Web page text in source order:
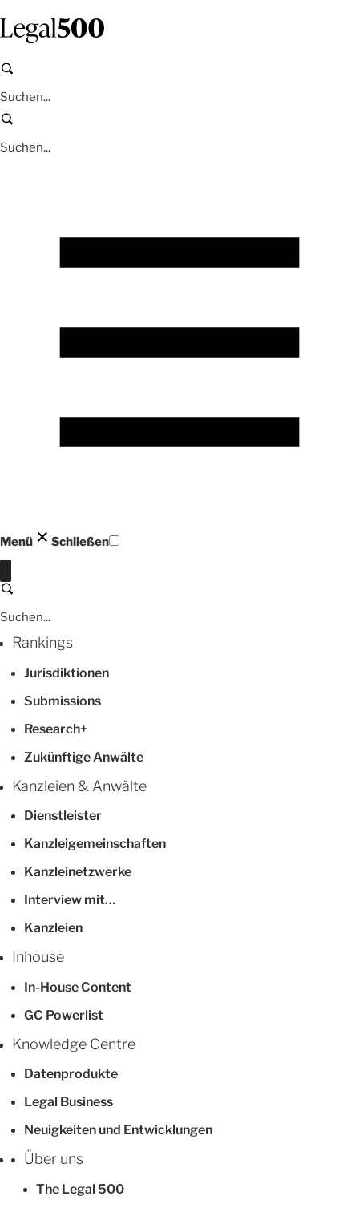
Inhalt
springen
Suchen
Suchen
Menü Schließen
Suchen
Rankings
Jurisdiktionen
Submissions
Research+
Zukünftige Anwälte
Kanzleien & Anwälte
Dienstleister
Kanzleigemeinschaften
Kanzleinetzwerke
Interview mit…
Kanzleien
Inhouse
In-House Content
GC Powerlist
Knowledge Centre
Datenprodukte
Legal Business
Neuigkeiten und Entwicklungen
Über uns
The Legal 500